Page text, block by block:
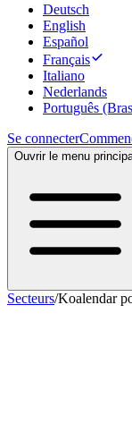
Deutsch
English
Español
Français
Italiano
Nederlands
Português
Se connecter
Ouvrir le menu
Secteurs/Koalendar